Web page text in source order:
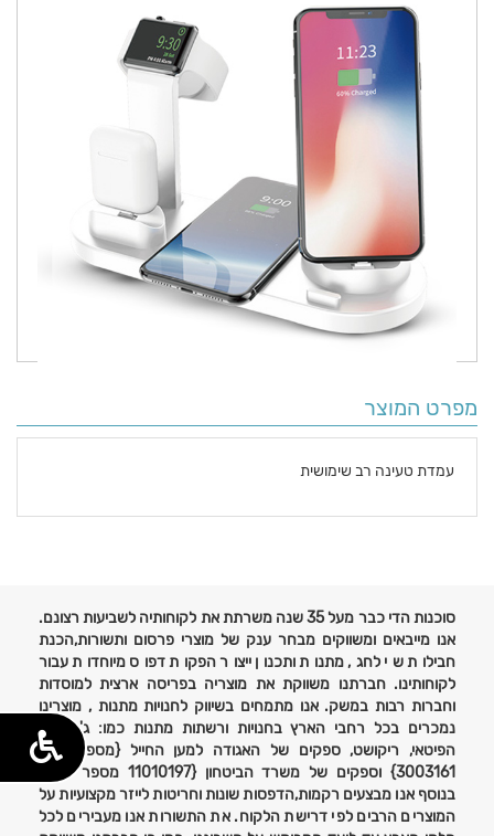
מפרט המוצר
עמדת טעינה רב שימושית
סוכנות הדי כבר מעל 35 שנה משרתת את לקוחותיה לשביעות רצונם.
אנו מייבאים ומשווקים מבחר ענק של מוצרי פרסום ותשורות,הכנת
חבילות שי לחג, מתנות ותכנון ייצור הפקות דפוס מיוחדות עבור
לקוחותינו. חברתנו משווקת את מוצריה בפריסה ארצית למוסדות
וחברות רבות במשק. אנו מתמחים בשיווק לחנויות מתנות , מוצרינו
נמכרים בכל רחבי הארץ בחנויות ורשתות מתנות כמו: ג'נטלמן,
הפיטאי, ריקושט, ספקים של האגודה למען החייל {מספר ספק
3003161} וספקים של משרד הביטחון {11010197 מספר ספק}
בנוסף אנו מבצעים רקמות,הדפסות שונות וחריטות לייזר מקצועיות על
המוצרים הרבים לפי דרישת הלקוח. את התשורות אנו מעבירים לכל